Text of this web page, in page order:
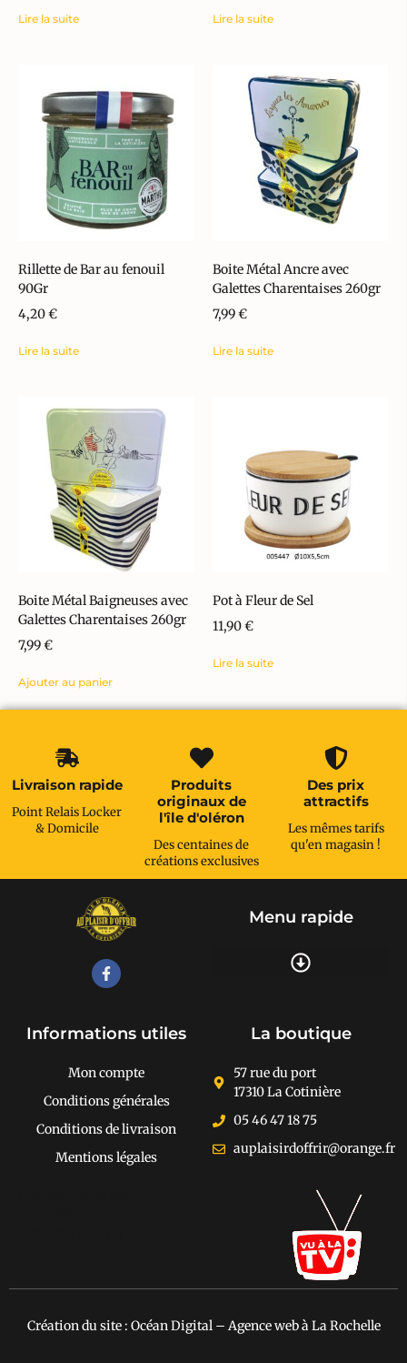
Lire la suite Lire la suite
Rillette de Bar au fenouil
90Gr
4,20€
Lire la suite
Boite Métal Ancre avec
Galettes Charentaises 260gr
7,99€
Lire la suite
Boite Métal Baigneuses avec
Galettes Charentaises 260gr
7,99€
Ajouter au panier
Pot à Fleur de Sel
11,90€
Lire la suite
Livraison rapide
Point Relais Locker
& Domicile
Produits
originaux de
l'île d'oléron
Des centaines de
créations exclusives
Des prix
attractifs
Les mêmes tarifs
qu'en magasin !
Menu rapide
Informations utiles
Mon compte
Conditions générales
Conditions de livraison
Mentions légales
La boutique
57 rue du port
17310 La Cotinière
05 46 47 18 75
auplaisirdoffrir@orange.fr
Création du site : Océan Digital – Agence web à La Rochelle